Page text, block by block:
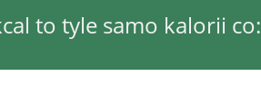
to tyle samo kalorii co: